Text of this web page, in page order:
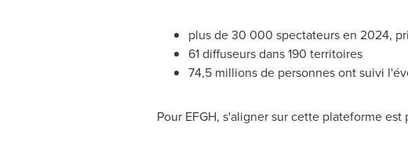
plus de 30 000 spectateurs en 2024,
61 diffuseurs dans 190 territoires
74,5 millions de personnes ont suivi
Pour EFGH, s'aligner sur cette plateforme